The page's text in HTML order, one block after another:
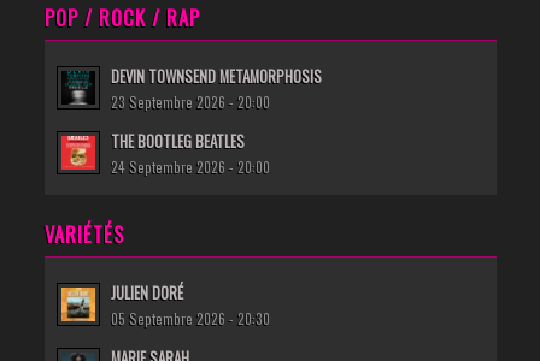
POP / ROCK / RAP
DEVIN TOWNSEND METAMORPHOSIS
23 Septembre 2026 - 20:00
THE BOOTLEG BEATLES
24 Septembre 2026 - 20:00
VARIÉTÉS
JULIEN DORÉ
05 Septembre 2026 - 20:30